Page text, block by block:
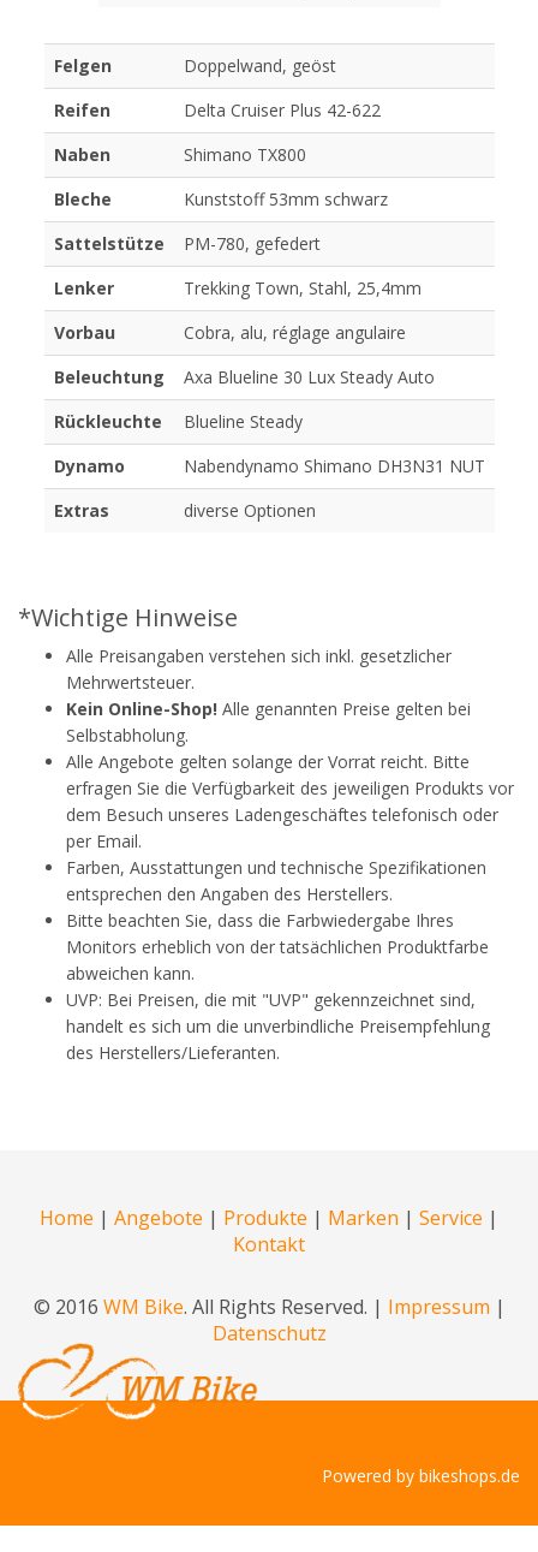
Felgen
Doppelwand, geöst
Reifen
Delta Cruiser Plus 42-622
Naben
Shimano TX800
Bleche
Kunststoff 53mm schwarz
Sattelstütze
PM-780, gefedert
Lenker
Trekking Town, Stahl, 25,4mm
Vorbau
Cobra, alu, réglage angulaire
Beleuchtung
Axa Blueline 30 Lux Steady Auto
Rückleuchte
Blueline Steady
Dynamo
Nabendynamo Shimano DH3N31 NUT
Extras
diverse Optionen
*Wichtige Hinweise
Alle Preisangaben verstehen sich inkl. gesetzlicher
Mehrwertsteuer.
Kein Online-Shop! Alle genannten Preise gelten bei
Selbstabholung.
Alle Angebote gelten solange der Vorrat reicht. Bitte
erfragen Sie die Verfügbarkeit des jeweiligen Produkts vor
dem Besuch unseres Ladengeschäftes telefonisch oder
per Email.
Farben, Ausstattungen und technische Spezifikationen
entsprechen den Angaben des Herstellers.
Bitte beachten Sie, dass die Farbwiedergabe Ihres
Monitors erheblich von der tatsächlichen Produktfarbe
abweichen kann.
UVP: Bei Preisen, die mit "UVP" gekennzeichnet sind,
handelt es sich um die unverbindliche Preisempfehlung
des Herstellers/Lieferanten.
Home | Angebote | Produkte | Marken | Service |
Kontakt
© 2016 WM Bike. All Rights Reserved. | Impressum |
Datenschutz
Powered by bikeshops.de